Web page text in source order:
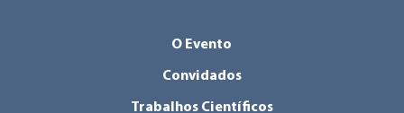
O Evento
Convidados
Trabalhos Científicos